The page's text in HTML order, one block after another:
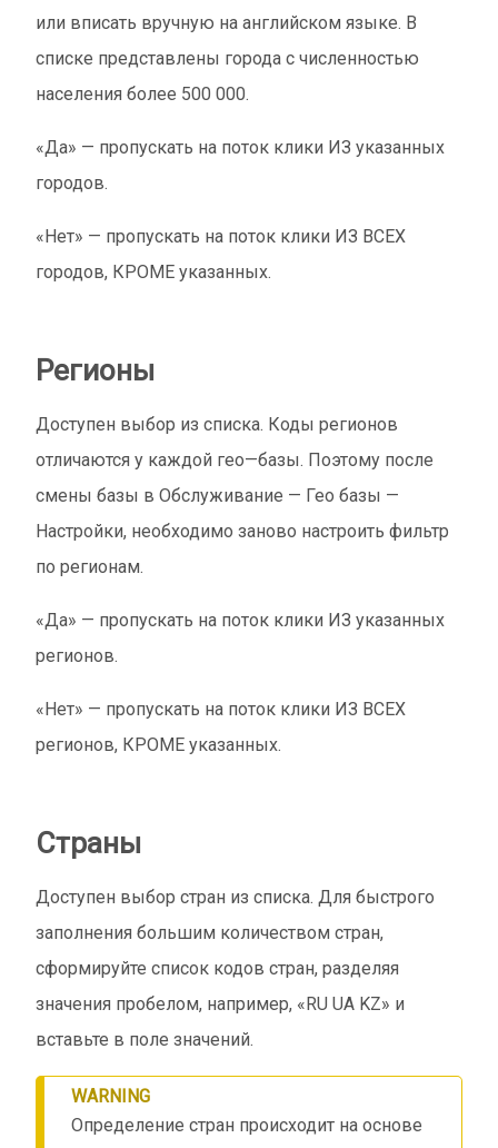
или вписать вручную на английском языке. В
списке представлены города с численностью
населения более 500 000.
«Да» — пропускать на поток клики ИЗ указанных
городов.
«Нет» — пропускать на поток клики ИЗ ВСЕХ
городов, КРОМЕ указанных.
Регионы
Доступен выбор из списка. Коды регионов
отличаются у каждой гео—базы. Поэтому после
смены базы в Обслуживание — Гео базы —
Настройки, необходимо заново настроить фильтр
по регионам.
«Да» — пропускать на поток клики ИЗ указанных
регионов.
«Нет» — пропускать на поток клики ИЗ ВСЕХ
регионов, КРОМЕ указанных.
Страны
Доступен выбор стран из списка. Для быстрого
заполнения большим количеством стран,
сформируйте список кодов стран, разделяя
значения пробелом, например, «RU UA KZ» и
вставьте в поле значений.
WARNING
Определение стран происходит на основе